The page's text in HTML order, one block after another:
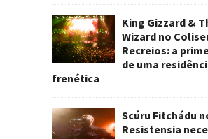
King Gizzard &
Wizard no
Recreios: a
de uma
frenética
Scúru Fitchádu
Resistensia